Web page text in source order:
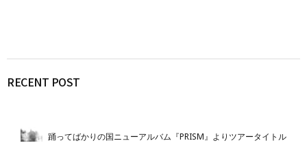
RECENT POST
踊ってばかりの国ニューアルバム『PRISM』よりツアータイトル